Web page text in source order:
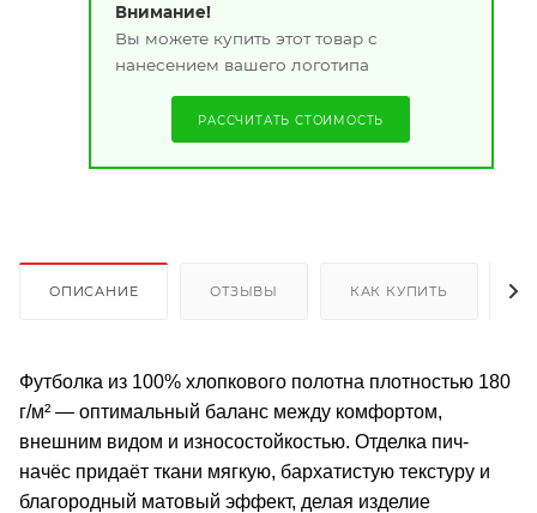
Внимание!
Вы можете купить этот товар с
нанесением вашего логотипа
РАССЧИТАТЬ СТОИМОСТЬ
ОПИСАНИЕ ОТЗЫВЫ КАК КУПИТЬ
Футболка из 100% хлопкового полотна плотностью 180
г/м² — оптимальный баланс между комфортом,
внешним видом и износостойкостью. Отделка пич-
начёс придаёт ткани мягкую, бархатистую текстуру и
благородный матовый эффект, делая изделие